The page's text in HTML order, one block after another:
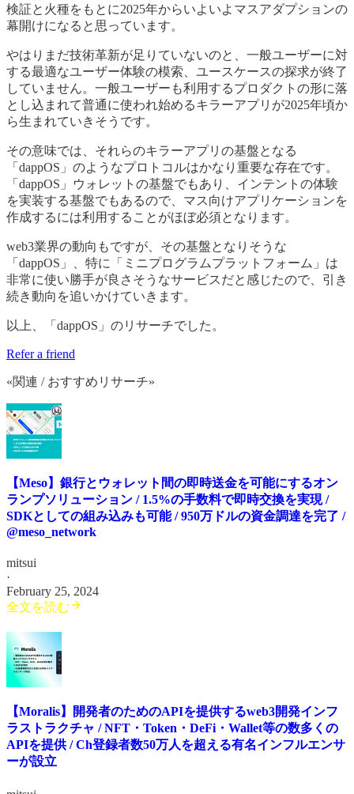
検証と火種をもとに2025年からいよいよマスアダプションの
幕開けになると思っています。
やはりまだ技術革新が足りていないのと、一般ユーザーに対
する最適なユーザー体験の模索、ユースケースの探求が終了
していません。一般ユーザーも利用するプロダクトの形に落
とし込まれて普通に使われ始めるキラーアプリが2025年頃か
ら生まれていきそうです。
その意味では、それらのキラーアプリの基盤となる
「dappOS」のようなプロトコルはかなり重要な存在です。
「dappOS」ウォレットの基盤でもあり、インテントの体験
を実装する基盤でもあるので、マス向けアプリケーションを
作成するには利用することがほぼ必須となります。
web3業界の動向もですが、その基盤となりそうな
「dappOS」、特に「ミニプログラムプラットフォーム」は
非常に使い勝手が良さそうなサービスだと感じたので、引き
続き動向を追いかけていきます。
以上、「dappOS」のリサーチでした。
Refer a friend
«関連 / おすすめリサーチ»
【Meso】銀行とウォレット間の即時送金を可能にするオン
ランプソリューション / 1.5%の手数料で即時交換を実現 /
SDKとしての組み込みも可能 / 950万ドルの資金調達を完了 /
@meso_network
mitsui
·
February 25, 2024
全文を読む
【Moralis】開発者のためのAPIを提供するweb3開発インフ
ラストラクチャ / NFT・Token・DeFi・Wallet等の数多くの
APIを提供 / Ch登録者数50万人を超える有名インフルエンサ
ーが設立